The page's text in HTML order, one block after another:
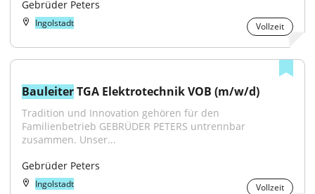
Gebrüder Peters
Ingolstadt Vollzeit
Bauleiter TGA Elektrotechnik VOB (m/w/d)
Tradition und Innovation gehören für den
Familienbetrieb GEBRÜDER PETERS untrennbar
zusammen. Unser...
Gebrüder Peters
Ingolstadt Vollzeit